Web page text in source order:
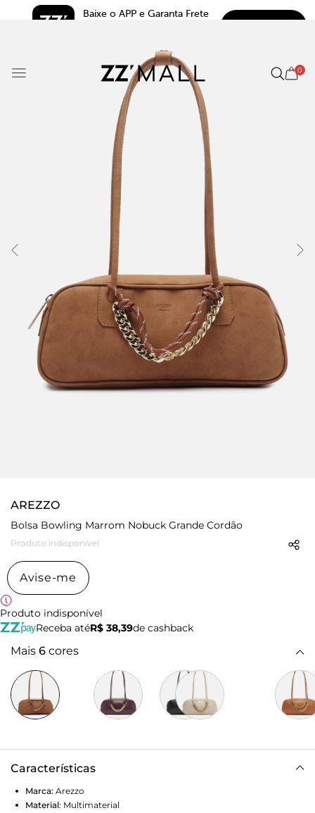
Baixe o APP e Garanta Frete
0
AREZZO
Bolsa Bowling Marrom Nobuck Grande Cordão
Produto indisponível
Avise-me
Produto indisponível
Receba atéR$ 38,39de cashback
Mais 6 cores
Características
Marca: Arezzo
Material: Multimaterial